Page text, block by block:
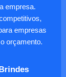
empresa.
empresas
orçamento.